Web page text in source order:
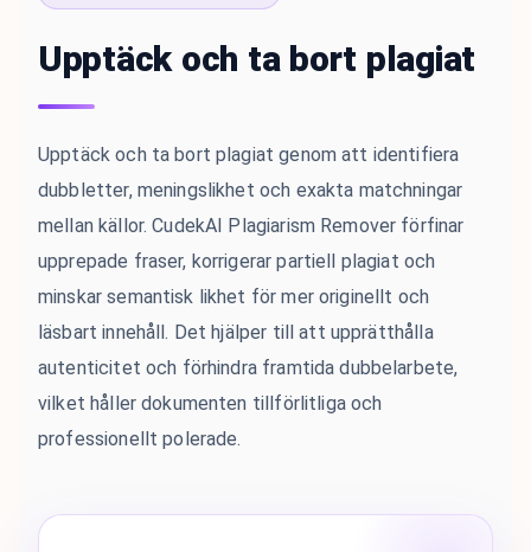
Upptäck och ta bort plagiat
Upptäck och ta bort plagiat genom att identifiera
dubbletter, meningslikhet och exakta matchningar
mellan källor. CudekAI Plagiarism Remover förfinar
upprepade fraser, korrigerar partiell plagiat och
minskar semantisk likhet för mer originellt och
läsbart innehåll. Det hjälper till att upprätthålla
autenticitet och förhindra framtida dubbelarbete,
vilket håller dokumenten tillförlitliga och
professionellt polerade.